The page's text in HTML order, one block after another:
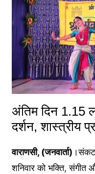
अंतिम दिन 1.15
दर्शन, शास्त्रीय
वाराणसी, (जनवार्ता)
शनिवार को भक्ति, संगीत